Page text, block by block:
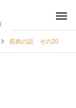
筋肉の話 その20